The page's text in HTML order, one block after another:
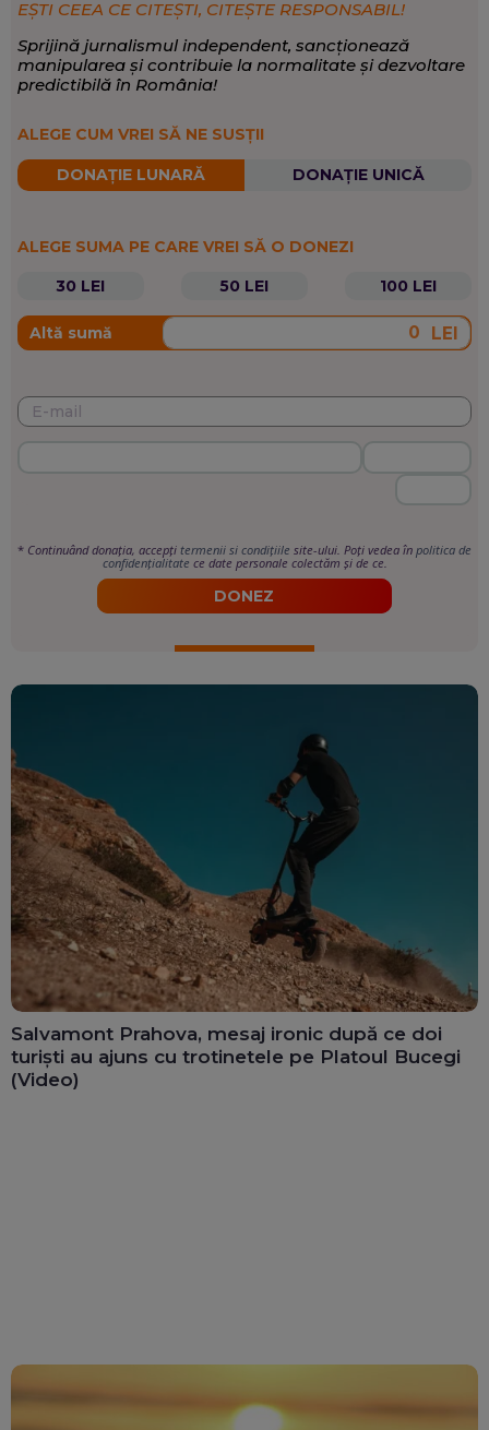
EȘTI CEEA CE CITEȘTI, CITEȘTE RESPONSABIL!
Sprijină jurnalismul independent, sancționează
manipularea și contribuie la normalitate și dezvoltare
predictibilă în România!
ALEGE CUM VREI SĂ NE SUSȚII
DONAȚIE LUNARĂ DONAȚIE UNICĂ
ALEGE SUMA PE CARE VREI SĂ O DONEZI
30 LEI
50 LEI 100 LEI
Altă sumă LEI
* Continuând donația, accepți termenii si condițiile site-ului. Poți vedea în politica de
confidențialitate ce date personale colectăm și de ce.
DONEZ
Salvamont Prahova, mesaj ironic după ce doi
turiști au ajuns cu trotinetele pe Platoul Bucegi
(Video)